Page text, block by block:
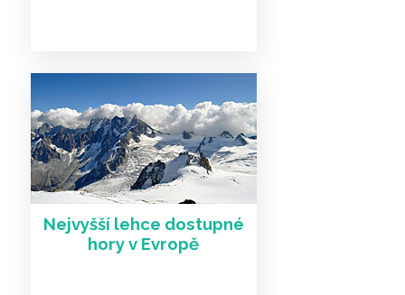
Další články a zajímavosti
Nejvyšší lehce dostupné
hory v Evropě